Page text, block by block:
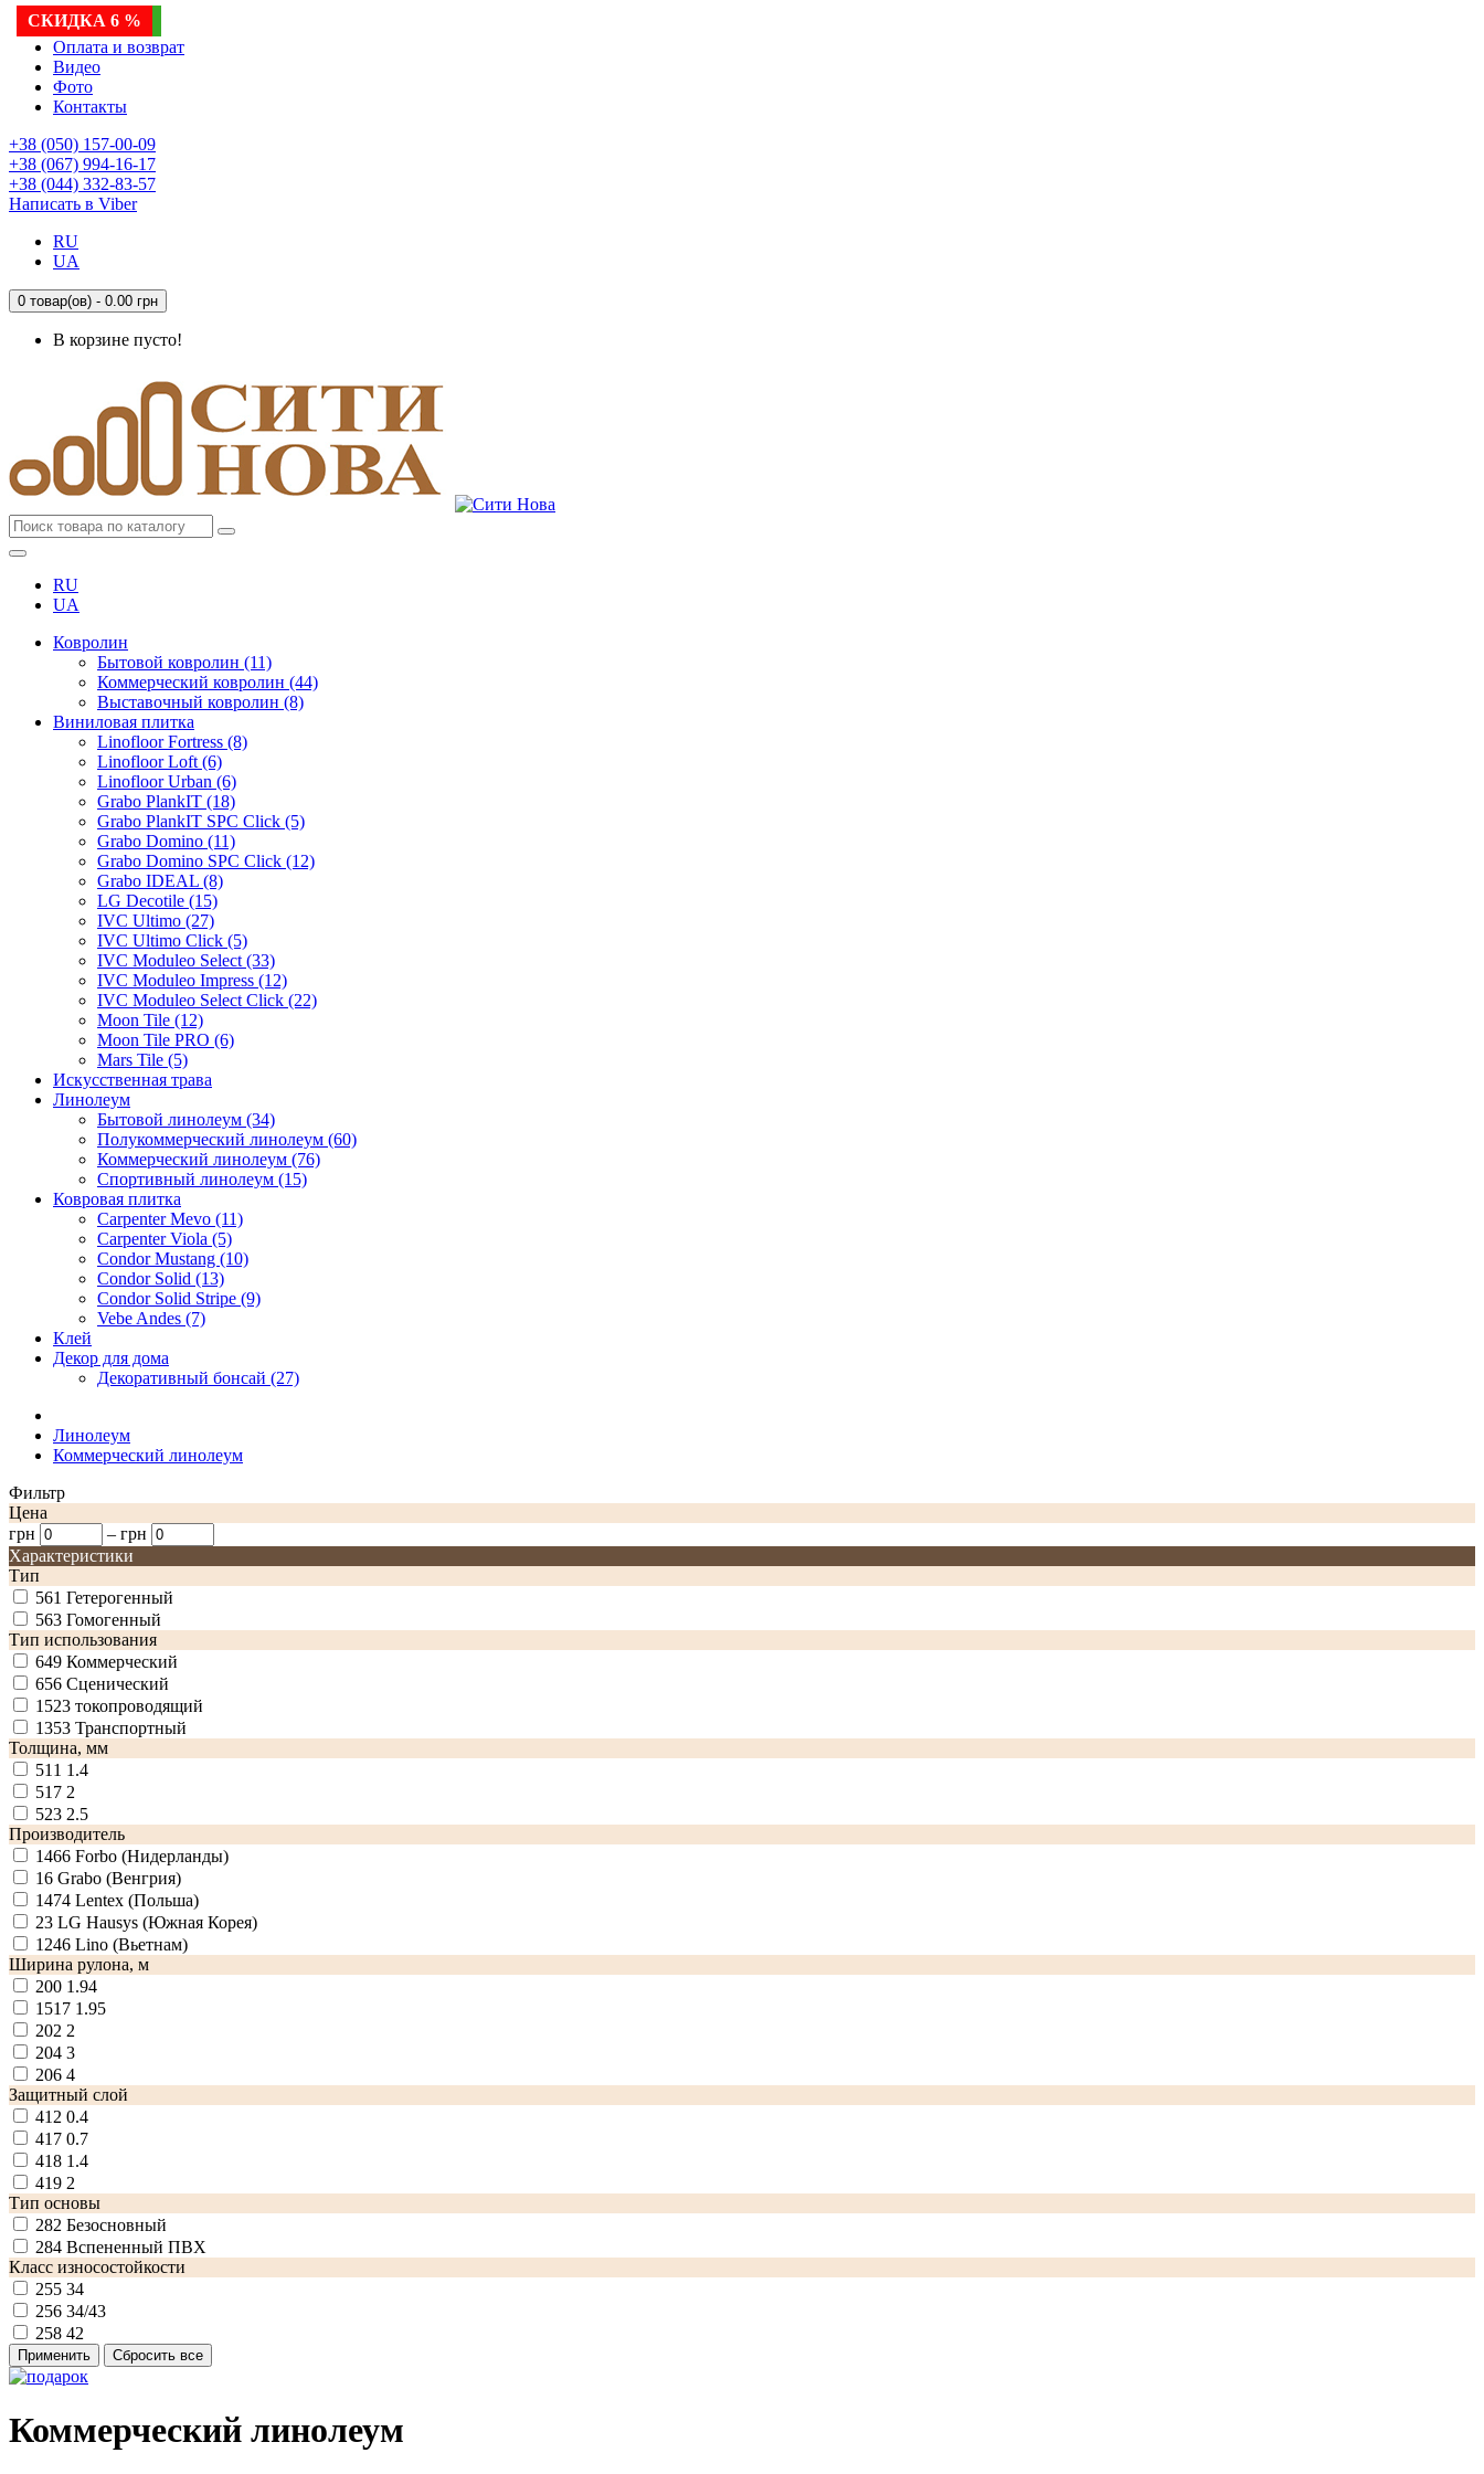
Доставка
Оплата и возврат
Видео
Фото
Контакты
+38 (050) 157-00-09
+38 (067) 994-16-17
+38 (044) 332-83-57
Написать в Viber
RU
UA
0 товар(ов) - 0.00 грн
В корзине пусто!
RU
UA
Ковролин
Бытовой ковролин (11)
Коммерческий ковролин (44)
Выставочный ковролин (8)
Виниловая плитка
Linofloor Fortress (8)
Linofloor Loft (6)
Linofloor Urban (6)
Grabo PlankIT (18)
Grabo PlankIT SPC Click (5)
Grabo Domino (11)
Grabo Domino SPC Click (12)
Grabo IDEAL (8)
LG Decotile (15)
IVC Ultimo (27)
IVC Ultimo Click (5)
IVC Moduleo Select (33)
IVC Moduleo Impress (12)
IVC Moduleo Select Click (22)
Moon Tile (12)
Moon Tile PRO (6)
Mars Tile (5)
Искусcтвенная трава
Линолеум
Бытовой линолеум (34)
Полукоммерческий линолеум (60)
Коммерческий линолеум (76)
Спортивный линолеум (15)
Ковровая плитка
Carpenter Mevo (11)
Carpenter Viola (5)
Condor Mustang (10)
Condor Solid (13)
Condor Solid Stripe (9)
Vebe Andes (7)
Клей
Декор для дома
Декоративный бонсай (27)
Линолеум
Коммерческий линолеум
Фильтр
Цена
грн
– грн
Характеристики
Тип
561 Гетерогенный
563 Гомогенный
Тип использования
649 Коммерческий
656 Сценический
1523 токопроводящий
1353 Транспортный
Толщина, мм
511 1.4
517 2
523 2.5
Производитель
1466 Forbo (Нидерланды)
16 Grabo (Венгрия)
1474 Lentex (Польша)
23 LG Hausys (Южная Корея)
1246 Lino (Вьетнам)
Ширина рулона, м
200 1.94
1517 1.95
202 2
204 3
206 4
Защитный слой
412 0.4
417 0.7
418 1.4
419 2
Тип основы
282 Безосновный
284 Вспененный ПВХ
Класс износостойкости
255 34
256 34/43
258 42
Коммерческий линолеум
ХИТ ПРОДАЖ
НОВИНКА
ХИТ ПРОДАЖ
ХИТ ПРОДАЖ
ХИТ ПРОДАЖ
СКИДКА 6 %
СКИДКА 6 %